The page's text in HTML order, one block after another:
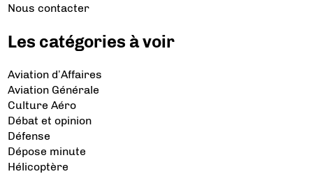
Nous contacter
Les catégories à voir
Aviation d’Affaires
Aviation Générale
Culture Aéro
Débat et opinion
Défense
Dépose minute
Hélicoptère